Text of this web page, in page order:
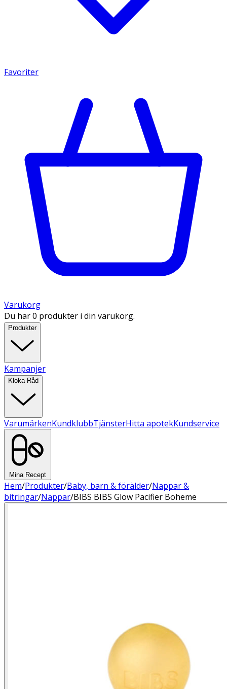
Favoriter
Varukorg
Du har 0 produkter i din varukorg.
Produkter
Kampanjer
Kloka Råd
VarumärkenKundklubbTjänsterHitta apotekKundservice
Mina Recept
Hem/Produkter/Baby, barn & förälder/Nappar &
bitringar/Nappar/BIBS BIBS Glow Pacifier Boheme